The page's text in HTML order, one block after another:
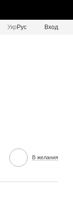
Укр Рус Вход
В желания